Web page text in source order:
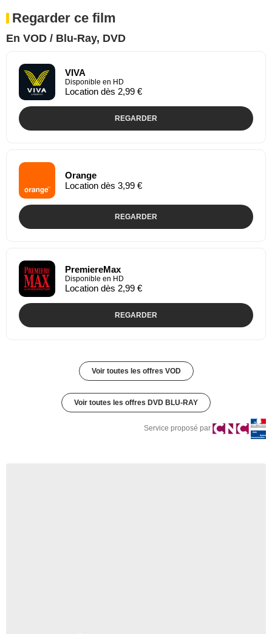
Regarder ce film
En VOD / Blu-Ray, DVD
VIVA
Disponible en HD
Location dès 2,99 €
REGARDER
Orange
Location dès 3,99 €
REGARDER
PremiereMax
Disponible en HD
Location dès 2,99 €
REGARDER
Voir toutes les offres VOD
Voir toutes les offres DVD BLU-RAY
Service proposé par